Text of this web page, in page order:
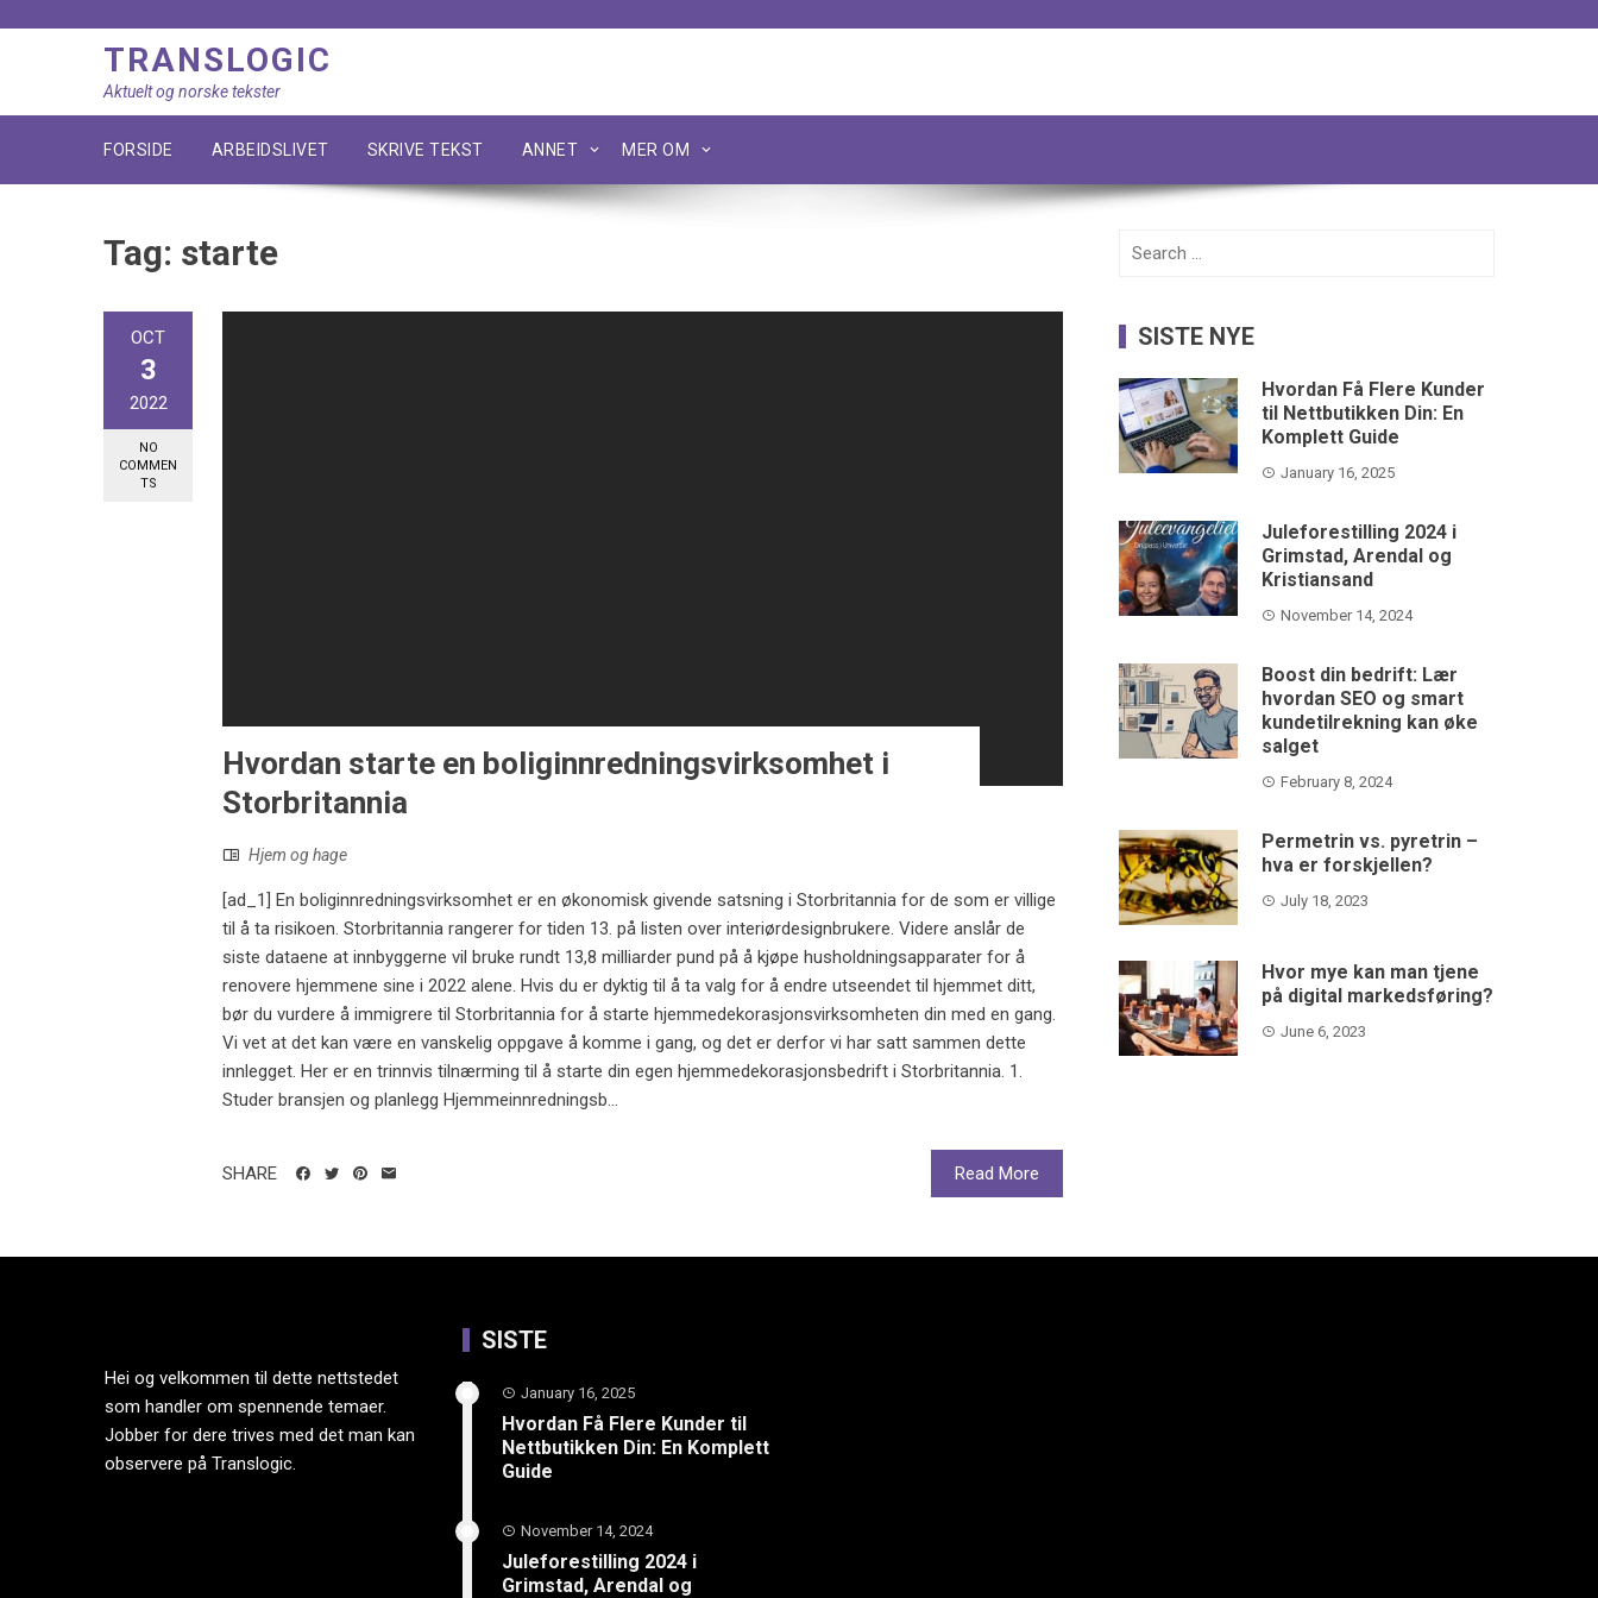
TRANSLOGIC
Aktuelt og norske tekster
FORSIDE ARBEIDSLIVET SKRIVE TEKST ANNET MER OM
Tag: starte
OCT
3
2022
NO
COMMEN
TS
Hvordan starte en boliginnredningsvirksomhet i
Storbritannia
Hjem og hage
[ad_1] En boliginnredningsvirksomhet er en økonomisk givende satsning i Storbritannia for de som er villige
til å ta risikoen. Storbritannia rangerer for tiden 13. på listen over interiørdesignbrukere. Videre anslår de
siste dataene at innbyggerne vil bruke rundt 13,8 milliarder pund på å kjøpe husholdningsapparater for å
renovere hjemmene sine i 2022 alene. Hvis du er dyktig til å ta valg for å endre utseendet til hjemmet ditt,
bør du vurdere å immigrere til Storbritannia for å starte hjemmedekorasjonsvirksomheten din med en gang.
Vi vet at det kan være en vanskelig oppgave å komme i gang, og det er derfor vi har satt sammen dette
innlegget. Her er en trinnvis tilnærming til å starte din egen hjemmedekorasjonsbedrift i Storbritannia. 1.
Studer bransjen og planlegg Hjemmeinnredningsb...
Read More
SHARE
Search
SISTE NYE
Hvordan Få Flere Kunder
til Nettbutikken Din: En
Komplett Guide
January 16, 2025
Juleforestilling 2024 i
Grimstad, Arendal og
Kristiansand
November 14, 2024
Boost din bedrift: Lær
hvordan SEO og smart
kundetilrekning kan øke
salget
February 8, 2024
Permetrin vs. pyretrin –
hva er forskjellen?
July 18, 2023
Hvor mye kan man tjene
på digital markedsføring?
June 6, 2023
Hei og velkommen til dette nettstedet
som handler om spennende temaer.
Jobber for dere trives med det man kan
observere på Translogic.
SISTE
January 16, 2025
Hvordan Få Flere Kunder til
Nettbutikken Din: En Komplett
Guide
November 14, 2024
Juleforestilling 2024 i
Grimstad, Arendal og